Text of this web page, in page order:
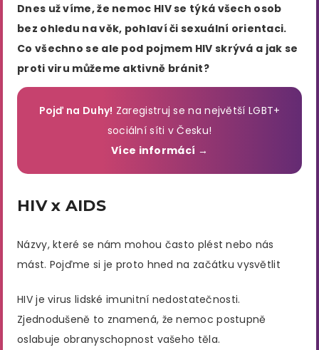
Dnes už víme, že nemoc HIV se týká všech osob
bez ohledu na věk, pohlaví či sexuální orientaci.
Co všechno se ale pod pojmem HIV skrývá a jak se
proti viru můžeme aktivně bránit?
Pojď na Duhy! Zaregistruj se na největší LGBT+
sociální síti v Česku!
Více informácí →
HIV x AIDS
Názvy, které se nám mohou často plést nebo nás
mást. Pojďme si je proto hned na začátku vysvětlit
HIV je virus lidské imunitní nedostatečnosti.
Zjednodušeně to znamená, že nemoc postupně
oslabuje obranyschopnost vašeho těla.